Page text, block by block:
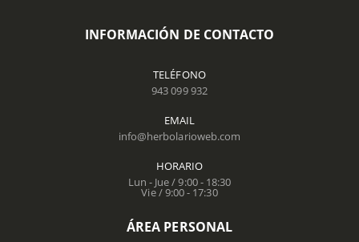
INFORMACIÓN DE CONTACTO
TELÉFONO
943 099 932
EMAIL
info@herbolarioweb.com
HORARIO
Lun - Jue / 9:00 - 18:30
Vie / 9:00 - 17:30
ÁREA PERSONAL